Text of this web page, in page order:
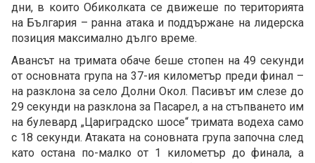
дни, в които Обиколката се движеше по територията
на България – ранна атака и поддържане на лидерска
позиция максимално дълго време.
Авансът на тримата обаче беше стопен на 49 секунди
от основната група на 37-ия километър преди финал –
на разклона за село Долни Окол. Пасивът им слезе до
29 секунди на разклона за Пасарел, а на стъпването им
на булевард „Цариградско шосе“ тримата водеха само
с 18 секунди. Атаката на соновната група започна след
като остана по-малко от 1 километър до финала, а